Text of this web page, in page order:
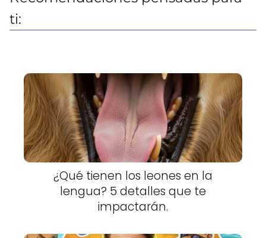
ti:
¿Qué tienen los leones en la
lengua? 5 detalles que te
impactarán.